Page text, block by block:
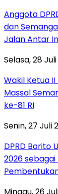
Anggota
dan
Jalan Antar
Selasa, 28
Wakil Ketua
Massal
ke-81 RI
Senin, 27 Juli
DPRD Barito
2026
Minggu, 26